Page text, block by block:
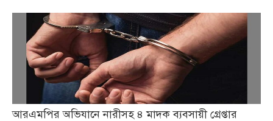
আরএমপির অভিযানে নারীসহ ৪ মাদক ব্যবসায়ী গ্রেপ্তার